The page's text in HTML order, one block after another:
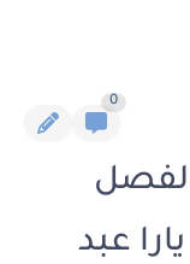
0
بقلم يارا عبد